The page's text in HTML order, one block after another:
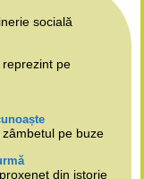
socială
reprezint pe
pe buze
din istorie